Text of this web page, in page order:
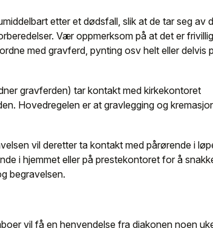
etter et dødsfall, slik at de tar seg av
Vær oppmerksom på at det er
med gravferd, pynting osv helt eller delvis
gravferden) tar kontakt med kirkekontoret
Hovedregelen er at gravlegging og
vil deretter ta kontakt med pårørende i
i hjemmet eller på prestekontoret for å
begravelsen.
vil få en henvendelse fra diakonen noen